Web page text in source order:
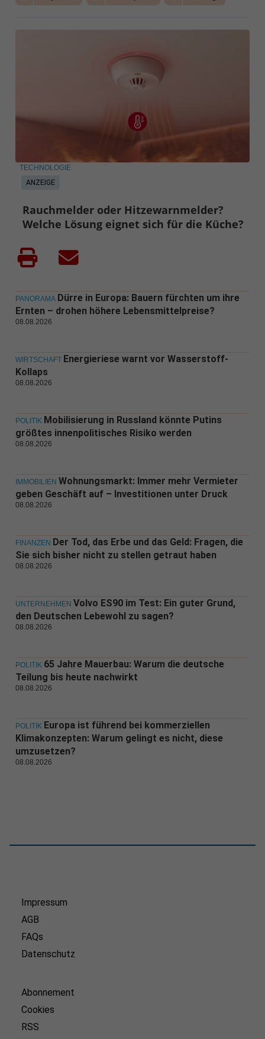
ANZEIGE
TECHNOLOGIE
Rauchmelder oder Hitzewarnmelder?
Welche Lösung eignet sich für die Küche?
PANORAMA Dürre in Europa: Bauern fürchten um ihre
Ernten – drohen höhere Lebensmittelpreise?
08.08.2026
WIRTSCHAFT Energieriese warnt vor Wasserstoff-
Kollaps
08.08.2026
POLITIK Mobilisierung in Russland könnte Putins
größtes innenpolitisches Risiko werden
08.08.2026
IMMOBILIEN Wohnungsmarkt: Immer mehr Vermieter
geben Geschäft auf – Investitionen unter Druck
08.08.2026
FINANZEN Der Tod, das Erbe und das Geld: Fragen, die
Sie sich bisher nicht zu stellen getraut haben
08.08.2026
UNTERNEHMEN Volvo ES90 im Test: Ein guter Grund,
den Deutschen Lebewohl zu sagen?
08.08.2026
POLITIK 65 Jahre Mauerbau: Warum die deutsche
Teilung bis heute nachwirkt
08.08.2026
POLITIK Europa ist führend bei kommerziellen
Klimakonzepten: Warum gelingt es nicht, diese
umzusetzen?
08.08.2026
Impressum
AGB
FAQs
Datenschutz
Abonnement
Cookies
RSS